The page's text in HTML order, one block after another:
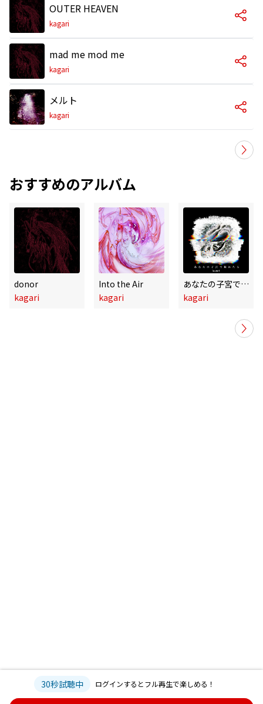
OUTER HEAVEN
kagari
mad me mod me
kagari
メルト
kagari
おすすめのアルバム
donor
kagari
Into the Air
kagari
あなたの子宮で眠れたら
kagari
30秒試聴中 ログインするとフル再生で楽しめる！